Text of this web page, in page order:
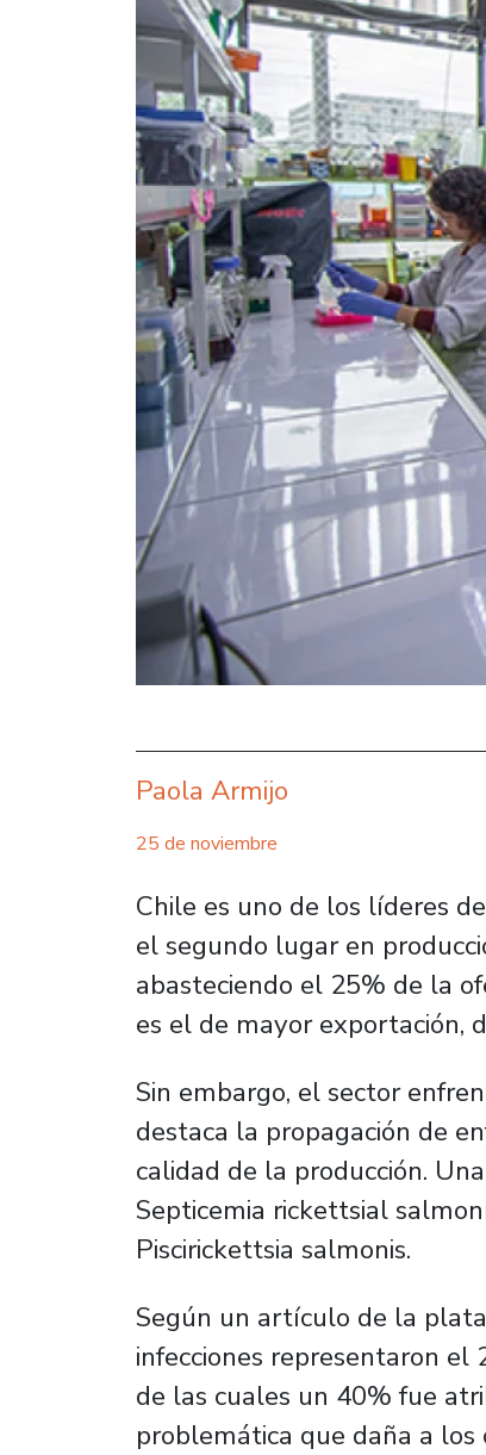
Paola Armijo
25 de noviembre
Chile es uno de los líderes
el segundo lugar en
abasteciendo el 25% de la
es el de mayor exportación,
Sin embargo, el sector
destaca la propagación de
calidad de la producción.
Septicemia rickettsial
Piscirickettsia salmonis.
Según un artículo de la
infecciones representaron
de las cuales un 40% fue
problemática que daña a los